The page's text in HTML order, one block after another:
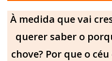
À medida que vai
querer saber o
chove? Por que o